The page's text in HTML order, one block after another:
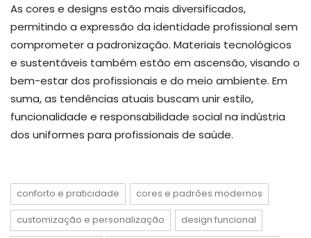
As cores e designs estão mais diversificados,
permitindo a expressão da identidade profissional sem
comprometer a padronização. Materiais tecnológicos
e sustentáveis também estão em ascensão, visando o
bem-estar dos profissionais e do meio ambiente. Em
suma, as tendências atuais buscam unir estilo,
funcionalidade e responsabilidade social na indústria
dos uniformes para profissionais de saúde.
conforto e praticidade
cores e padrões modernos
customização e personalização
design funcional